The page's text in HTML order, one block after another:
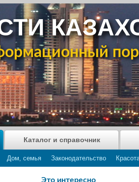
Дом, семья Законодательство
Каталог и справочник
Это интересно